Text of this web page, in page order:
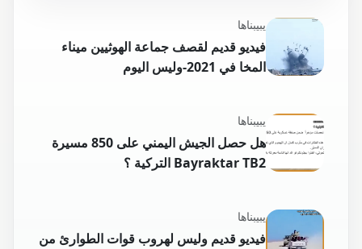
يبيبناها
فيديو قديم لقصف جماعة الهوثيين ميناء
المخا في 2021-وليس اليوم
يبيبناها
هل حصل الجيش اليمني على 850 مسيرة
Bayraktar TB2 التركية ؟
يبيبناها
فيديو قديم وليس لهروب قوات الطوارئ من